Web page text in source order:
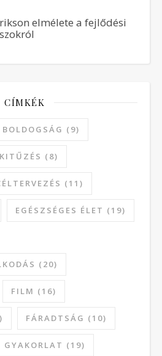
elmélete a fejlődési
CÍMKÉK
BOLDOGSÁG (9)
(8)
(11)
EGÉSZSÉGES ÉLET (19)
(20)
FILM (16)
FÁRADTSÁG (10)
GYAKORLAT (19)